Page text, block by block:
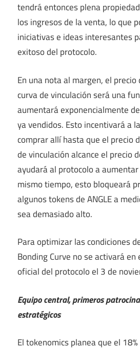
tendrá entonces plena
los ingresos de la venta, lo que
iniciativas e ideas interesantes
exitoso del protocolo.
En una nota al margen, el
curva de vinculación será una
aumentará exponencialmente
ya vendidos. Esto incentivará a
comprar allí hasta que el precio
de vinculación alcance el precio
ayudará al protocolo a
mismo tiempo, esto bloqueará
algunos tokens de ANGLE a
sea demasiado alto.
Para optimizar las condiciones
Bonding Curve no se activará
oficial del protocolo el 3 de
Equipo central, primeros
estratégicos
El tokenomics planea que el